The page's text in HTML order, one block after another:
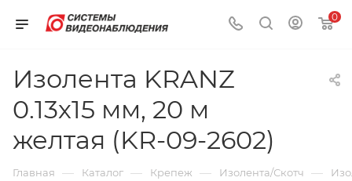
0
Изолента KRANZ
0.13х15 мм, 20 м
желтая (KR-09-2602)
Главная — Каталог — Крепеж — Изолента/Скотч —